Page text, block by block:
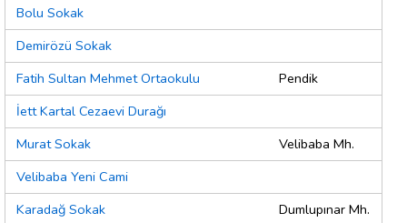
Bolu Sokak
Demirözü Sokak
Fatih Sultan Mehmet Ortaokulu
Pendik
İett Kartal Cezaevi Durağı
Murat Sokak
Velibaba Mh.
Velibaba Yeni Cami
Karadağ Sokak
Dumlupınar Mh.